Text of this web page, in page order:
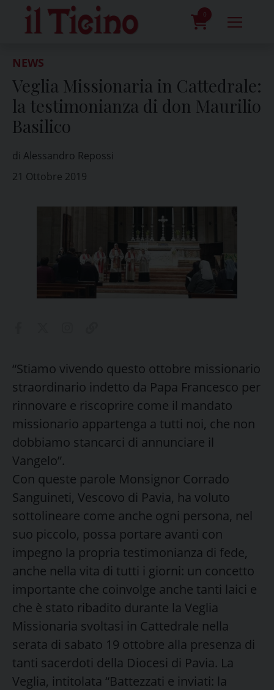
content
0
NEWS
Veglia Missionaria in Cattedrale:
la testimonianza di don Maurilio
Basilico
di Alessandro Repossi
21 Ottobre 2019
“Stiamo vivendo questo ottobre missionario
straordinario indetto da Papa Francesco per
rinnovare e riscoprire come il mandato
missionario appartenga a tutti noi, che non
dobbiamo stancarci di annunciare il
Vangelo”.
Con queste parole Monsignor Corrado
Sanguineti, Vescovo di Pavia, ha voluto
sottolineare come anche ogni persona, nel
suo piccolo, possa portare avanti con
impegno la propria testimonianza di fede,
anche nella vita di tutti i giorni: un concetto
importante che coinvolge anche tanti laici e
che è stato ribadito durante la Veglia
Missionaria svoltasi in Cattedrale nella
serata di sabato 19 ottobre alla presenza di
tanti sacerdoti della Diocesi di Pavia. La
Veglia, intitolata “Battezzati e inviati: la